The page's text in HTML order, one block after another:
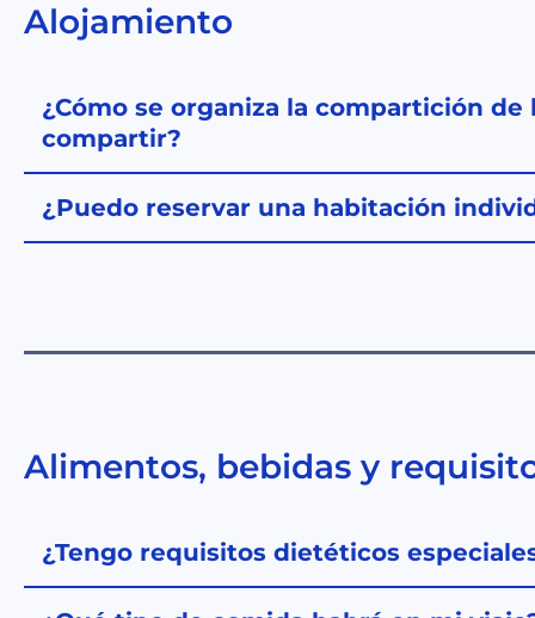
Alojamiento
¿Cómo se organiza la compartición
compartir?
¿Puedo reservar una habitación
Alimentos, bebidas y
¿Tengo requisitos dietéticos